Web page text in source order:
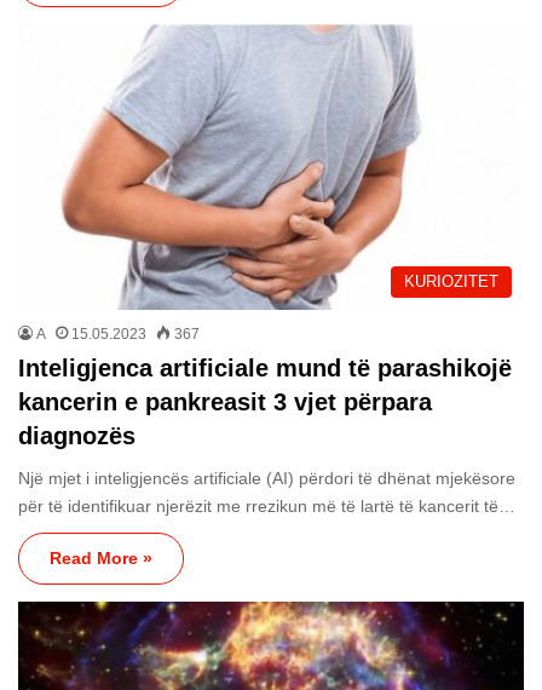
KURIOZITET
A 15.05.2023 367
Inteligjenca artificiale mund të parashikojë
kancerin e pankreasit 3 vjet përpara
diagnozës
Një mjet i inteligjencës artificiale (AI) përdori të dhënat mjekësore
për të identifikuar njerëzit me rrezikun më të lartë të kancerit të…
Read More »